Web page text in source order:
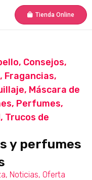
Tienda Online
, Consejos,
, Fragancias,
, Máscara de
, Perfumes,
, Trucos de
y perfumes
, Noticias, Oferta